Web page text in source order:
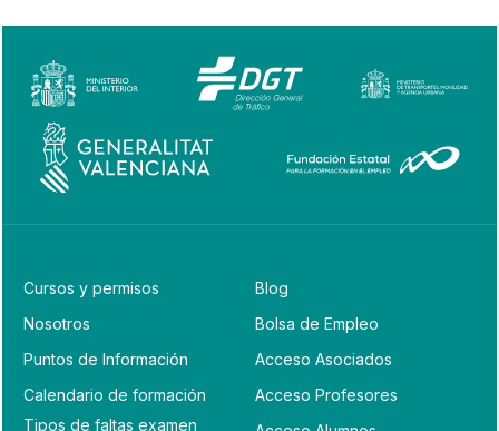
Cursos y permisos
Nosotros
Puntos de Información
Calendario de formación
Tipos de faltas examen
Blog
Bolsa de Empleo
Acceso Asociados
Acceso Profesores